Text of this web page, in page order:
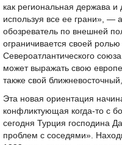
как региональная держава
используя все ее грани», —
обозреватель по внешней
ограничивается своей ролью
Североатлантического
может выражать свою
также свой
Эта новая ориентация
конфликтующая когда-то с
сегодня Турция господина
проблем с соседями».